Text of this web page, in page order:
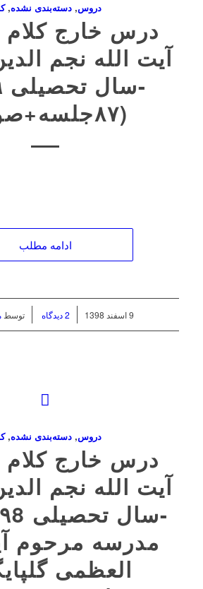
دروس,دسته‌بندی نشده,
درس خارج
آیت الله نجم
(۸۷جلسه+صوت)
ادامه مطلب
9 اسفند 1398 / 2 دیدگاه توسط
دروس,دسته‌بندی نشده,
درس خارج
آیت الله نجم
مدرسه مرحوم
العظمی